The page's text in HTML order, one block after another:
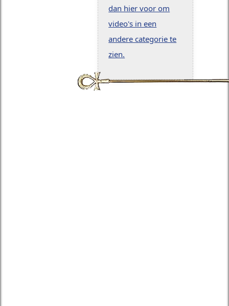
dan hier voor om
video's in een
andere categorie te
zien.